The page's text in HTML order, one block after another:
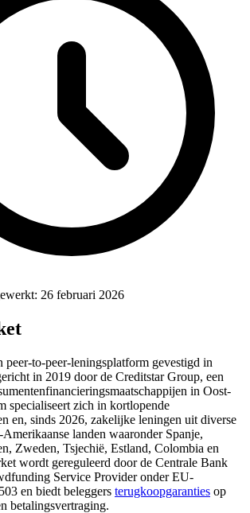
26 februari 2026
peer-to-peer-leningsplatform gevestigd in
in 2019 door de Creditstar Group, een
in Oost-
specialiseert zich in kortlopende
en, sinds 2026, zakelijke leningen uit diverse
landen waaronder Spanje,
Zweden, Tsjechië, Estland, Colombia en
wordt gereguleerd door de Centrale Bank
Service Provider onder EU-
en biedt beleggers terugkoopgaranties op
betalingsvertraging.